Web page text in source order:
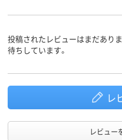
投稿されたレビューはまだあり
待ちしています。
レ
レビュー